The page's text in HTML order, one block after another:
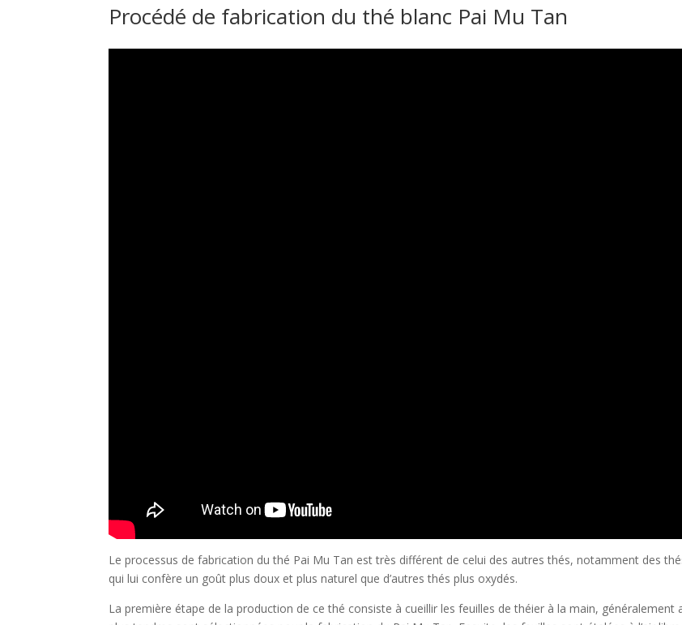
Procédé de fabrication du thé blanc Pai Mu Tan
Le processus de fabrication du thé Pai Mu Tan est très différent de celui des autres thés, notamment des
qui lui confère un goût plus doux et plus naturel que d’autres thés plus oxydés.
La première étape de la production de ce thé consiste à cueillir les feuilles de théier à la main, généralement